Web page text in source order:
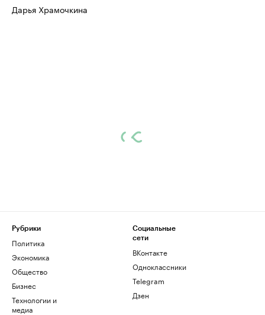
Дарья Храмочкина
Рубрики
Политика
Экономика
Общество
Бизнес
Технологии и
медиа
Социальные
сети
ВКонтакте
Одноклассники
Telegram
Дзен